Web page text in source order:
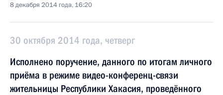
8 декабря 2014 года, 16:20
30 октября 2014 года, четверг
Исполнено поручение, данного по итогам личного
приёма в режиме видео-конференц-связи
жительницы Республики Хакасия, проведённого